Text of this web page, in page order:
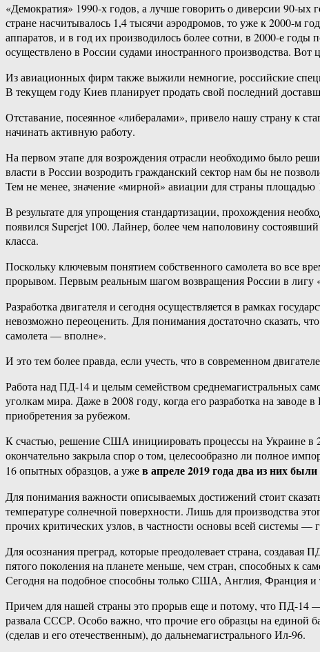
«Демократия» 1990-х годов, а лучше говорить о диверсии 90-
стране насчитывалось 1,4 тысячи аэродромов, то уже к 2000-м
аппаратов, и в год их производилось более сотни, в 2000-е
осуществлено в России судами иностранного производства. Вот
Из авиационных фирм также выжили немногие, российские
В текущем году Киев планирует продать свой последний
Отставание, посеянное «либералами», привело нашу страну к
начинать активную работу.
На первом этапе для возрождения отрасли необходимо было
власти в России возродить гражданский сектор нам бы не
Тем не менее, значение «мирной» авиации для страны
В результате для упрощения стандартизации, прохождения
появился Superjet 100. Лайнер, более чем наполовину
класса.
Поскольку ключевым понятием собственного самолета во все
прорывом. Первым реальным шагом возвращения России в лигу
Разработка двигателя и сегодня осуществляется в рамках
невозможно переоценить. Для понимания достаточно сказать,
самолета — вполне».
И это тем более правда, если учесть, что в современном
Работа над ПД-14 и целым семейством среднемагистральных
уголкам мира. Даже в 2008 году, когда его разработка на
приобретения за рубежом.
К счастью, решение США инициировать процессы на Украине в
окончательно закрыла спор о том, целесообразно ли полное
16 опытных образцов, а ужев апреле 2019 года два из них
Для понимания важности описываемых достижений стоит
температуре солнечной поверхности. Лишь для производства
прочих критических узлов, в частности основы всей системы —
Для осознания преград, которые преодолевает страна,
пятого поколения на планете меньше, чем стран, способных к
Сегодня на подобное способны только США, Англия, Франция и
Причем для нашей страны это прорыв еще и потому, что ПД-14
развала СССР. Особо важно, что прочие его образцы на единой
(сделав и его отечественным), до дальнемагистрального Ил-96.